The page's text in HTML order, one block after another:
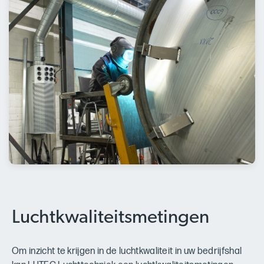
Luchtkwaliteitsmetingen
Om inzicht te krijgen in de luchtkwaliteit in uw bedrijfshal